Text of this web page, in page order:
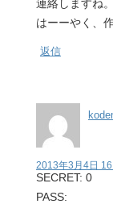
連絡しますね。
はーーやく、
返信
2013年3月4日
SECRET: 0
PASS: